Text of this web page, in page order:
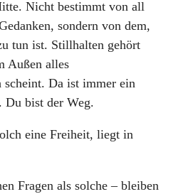
Nicht bestimmt von all
sondern von dem,
tun ist. Stillhalten gehört
Außen alles
scheint. Da ist immer ein
Du bist der Weg.
eine Freiheit, liegt in
Fragen als solche – bleiben